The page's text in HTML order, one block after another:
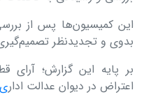
این کمیسیون‌ها پس از
بدوی و تجدیدنظر
بر پایه این گزارش؛
اعتراض در دیوان عدالت اداری